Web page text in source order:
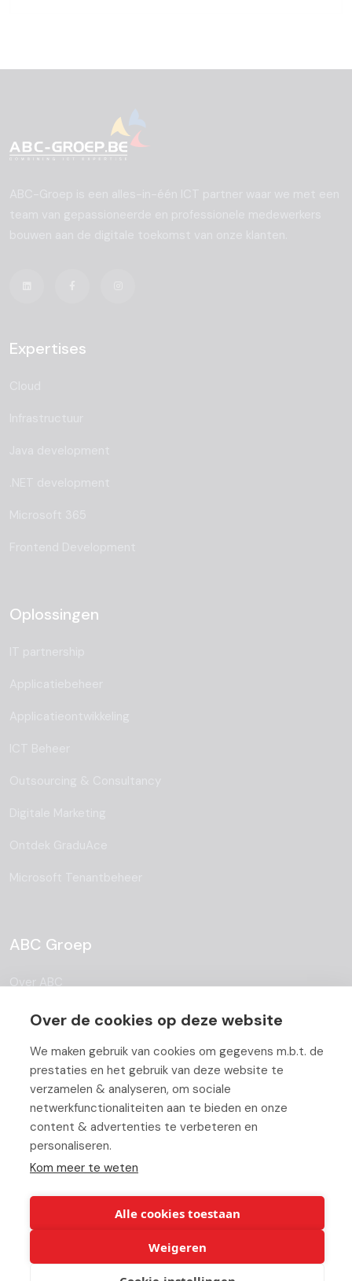
Expertises
Oplossingen
ABC Groep
Over ABC
Team
Vacatures
Blog
Partners
Contact
Werken bij ABC
© Copyright 2026 ABC-Groep |Cookie verklaring|Beheer uw
Over de cookies op deze website
We maken gebruik van cookies om gegevens m.b.t. de
prestaties en het gebruik van deze website te
verzamelen & analyseren, om sociale
netwerkfunctionaliteiten aan te bieden en onze
content & advertenties te verbeteren en
personaliseren.
Kom meer te weten
Alle cookies toestaan
Weigeren